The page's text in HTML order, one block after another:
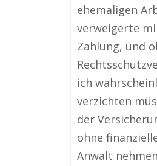
ehemaligen
verweigerte
Zahlung, und
ich
verzichten
der
ohne
Anwalt